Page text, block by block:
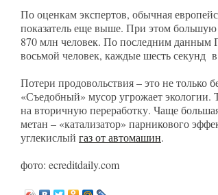
По оценкам экспертов, обычная
показатель еще выше. При этом
870 млн человек. По последним данным
восьмой человек, каждые шесть секунд
Потери продовольствия – это не только
«Съедобный» мусор угрожает экологии.
на вторичную переработку. Чаще
метан – «катализатор» парникового
углекислый газ от автомашин.
фото: ecreditdaily.com